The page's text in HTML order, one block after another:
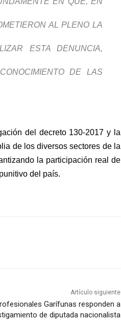
AL PLENO LA
ESTA DENUNCIA,
DE LAS
del decreto 130-2017 y la
de los diversos sectores de la
la participación real de
del país.
Artículo siguiente
Garífunas responden a
de diputada nacionalista